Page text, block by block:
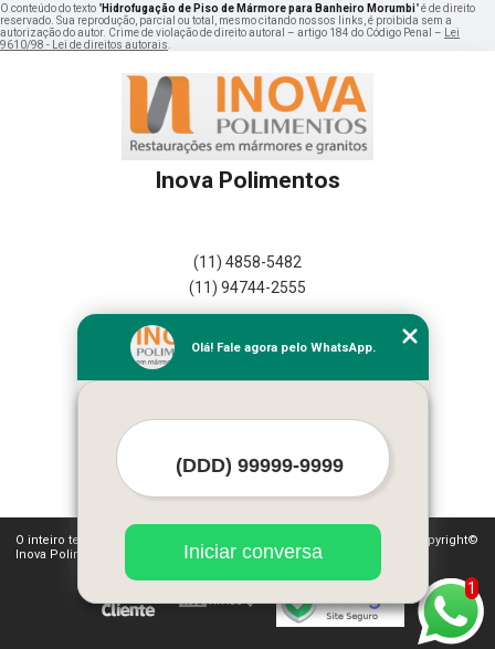
O conteúdo do texto "Hidrofugação de Piso de Mármore para Banheiro Morumbi" é de direito
reservado. Sua reprodução, parcial ou total, mesmo citando nossos links, é proibida sem a
autorização do autor. Crime de violação de direito autoral – artigo 184 do Código Penal –
Lei
9610/98 - Lei de direitos autorais
Inova Polimentos
(11) 4858-5482
(11) 94744-2555
Empresa
Missão
Mapa do site
Mais Serviços
O inteiro teor deste site está sujeito à proteção de direitos autorais. Copyright©
Inova Polimentos (Lei 9610 de 19/02/1998)
1
Olá! Fale agora pelo WhatsApp.
Iniciar conversa